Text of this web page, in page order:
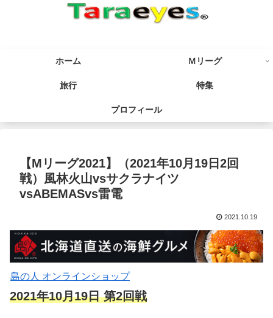
ホーム Ｍリーグ
旅行 特集
プロフィール
【Mリーグ2021】（2021年10月19日2回
戦）風林火山vsサクラナイツ
vsABEMASvs雷電
2021.10.19
島の人 オンラインショップ
2021年10月19日 第2回戦